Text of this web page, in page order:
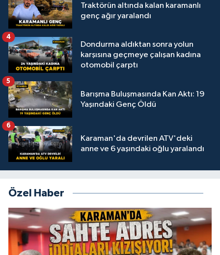
Traktörün altında kalan karamanlı
genç ağır yaralandı
Dondurma aldıktan sonra yolun
karşısına geçmeye çalışan kadına
otomobil çarptı
4
Barışma Buluşmasında Kan Aktı: 19
Yaşındaki Genç Öldü
5
Karaman'da devrilen ATV'deki
anne ve 6 yaşındaki oğlu yaralandı
6
Özel Haber